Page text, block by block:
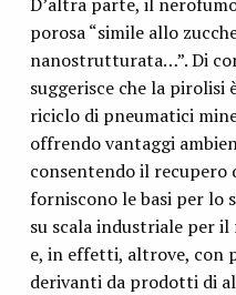
porosa “simile allo
nanostrutturata…”. Di
suggerisce che la pirolisi
riciclo di pneumatici
offrendo vantaggi
consentendo il
forniscono le basi per lo
su scala industriale per
e, in effetti, altrove, con
derivanti da prodotti di